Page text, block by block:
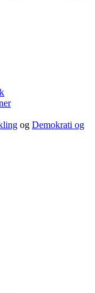
og Demokrati og